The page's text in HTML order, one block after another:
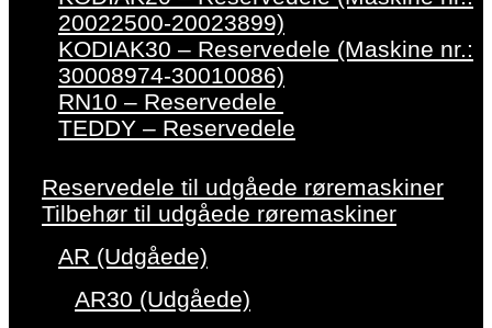
20022500-20023899)
KODIAK30 – Reservedele (Maskine nr.:
30008974-30010086)
RN10 – Reservedele
TEDDY – Reservedele
Reservedele til udgåede røremaskiner
Tilbehør til udgåede røremaskiner
AR (Udgåede)
AR30 (Udgåede)